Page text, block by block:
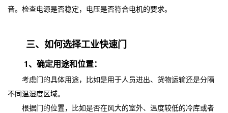
音。检查电源是否稳定，电压是否符合电机的要求。
三、如何选择工业快速门
1、确定用途和位置：
考虑门的具体用途，比如是用于人员进出、货物运输还是分隔
不同温湿度区域。
根据门的位置，比如是否在风大的室外、温度较低的冷库或者